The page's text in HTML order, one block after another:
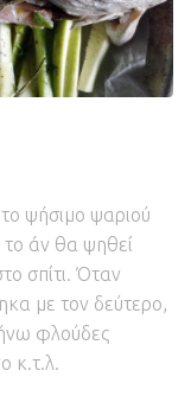
το ψήσιμο ψαριού
το άν θα ψηθεί
σπίτι. Όταν
με τον δεύτερο,
φλούδες
κ.τ.λ.